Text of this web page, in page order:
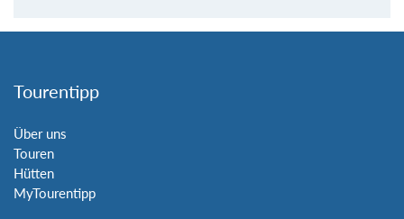
Tourentipp
Über uns
Touren
Hütten
MyTourentipp